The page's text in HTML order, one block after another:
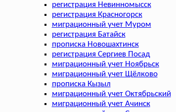
регистрация Невинномысск
регистрация Красногорск
миграционный учет Муром
регистрация Батайск
прописка Новошахтинск
регистрация Сергиев Посад
миграционный учет Ноябрьск
миграционный учет Щёлково
прописка Кызыл
миграционный учет Октябрьский
миграционный учет Ачинск